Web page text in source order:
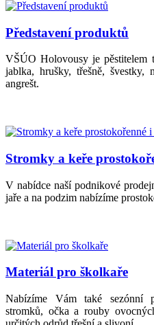
Představení produktů
VŠÚO Holovousy je pěstitelem
jablka, hrušky, třešně, švestky,
angrešt.
Stromky a keře
V nabídce naší podnikové
jaře a na podzim nabízíme
Materiál pro školkaře
Nabízíme Vám také sezónní
stromků, očka a rouby